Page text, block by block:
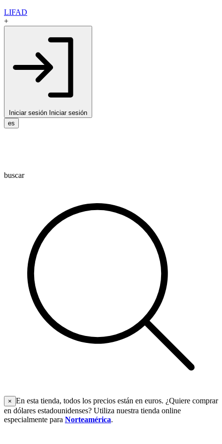
LIFAD
+
Iniciar sesión Iniciar sesión
es
buscar
× En esta tienda, todos los precios están en euros. ¿Quiere comprar
en dólares estadounidenses? Utiliza nuestra tienda online
especialmente para Norteamérica.